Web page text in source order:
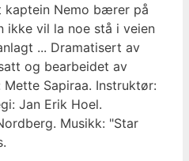
Nemo bærer på
ikke vil la noe stå i veien
... Dramatisert av
og bearbeidet av
Mette Sapiraa. Instruktør:
Jan Erik Hoel.
Musikk: "Star